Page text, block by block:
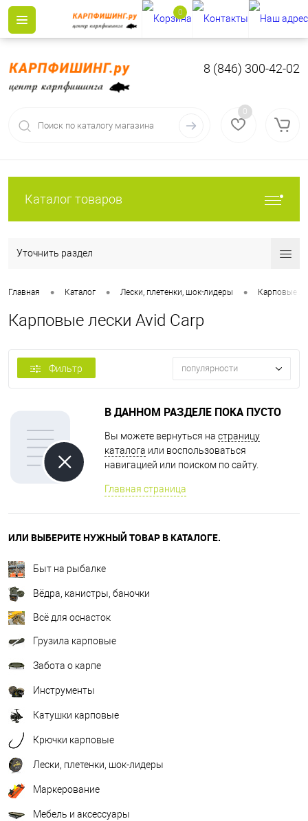
8 (846) 300-42-02
0
Каталог товаров
Уточнить раздел
Главная • Каталог • Лески, плетенки, шок-лидеры • Карповые
Карповые лески Avid Carp
Фильтр популярности
В ДАННОМ РАЗДЕЛЕ ПОКА ПУСТО
Вы можете вернуться на страницу
каталога или воспользоваться
навигацией или поиском по сайту.
Главная страница
ИЛИ ВЫБЕРИТЕ НУЖНЫЙ ТОВАР В КАТАЛОГЕ.
Быт на рыбалке
Вёдра, канистры, баночки
Всё для оснасток
Грузила карповые
Забота о карпе
Инструменты
Катушки карповые
Крючки карповые
Лески, плетенки, шок-лидеры
Маркерование
Мебель и аксессуары
0